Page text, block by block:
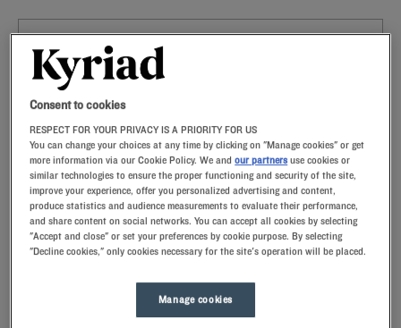
Navigate forward to interact with the calendar and select a date. Press
Navigate backward to interact with
ZOEK EEN HOTEL
Voeg kortingscode toe
Boek een kamer in een Kyriad hotel in Cher en profiteer van onze
Consent to cookies
RESPECT FOR YOUR PRIVACY IS A PRIORITY FOR US
You can change your choices at any time by clicking on "Manage cookies" or get
more information via our Cookie Policy. We andour partners use cookies or
similar technologies to ensure the proper functioning and security of the site,
improve your experience, offer you personalized advertising and content,
produce statistics and audience measurements to evaluate their performance,
and share content on social networks. You can accept all cookies by selecting
"Accept and close" or set your preferences by cookie purpose. By selecting
"Decline cookies," only cookies necessary for the site's operation will be placed.
Manage cookies